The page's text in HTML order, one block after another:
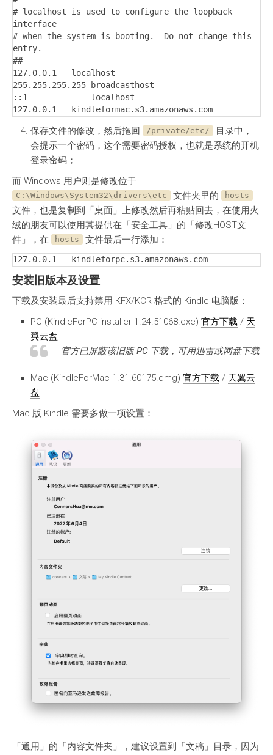
# localhost is used to configure the loopback
interface
# when the system is booting.  Do not change this
entry.
##
127.0.0.1   localhost
255.255.255.255 broadcasthost
::1             localhost
127.0.0.1   kindleformac.s3.amazonaws.com
保存文件的修改，然后拖回 /private/etc/
目录中，
会提示一个密码，这个需要密码授权，也就是系统的开机
登录密码；
而 Windows 用户则是修改位于
C:\Windows\System32\drivers\etc 文件夹里的 hosts
文件，也是复制到「桌面」上修改然后再粘贴回去，在使用火
绒的朋友可以使用其提供在「安全工具」的「修改HOST文
件」，在
hosts 文件最后一行添加：
127.0.0.1   kindleforpc.s3.amazonaws.com
安装旧版本及设置
下载及安装最后支持禁用 KFX/KCR 格式的 Kindle 电脑版：
PC (KindleForPC-installer-1.24.51068.exe) 官方下载 / 天
翼云盘
官方已屏蔽该旧版 PC 下载，可用迅雷或网盘下载
Mac (KindleForMac-1.31.60175.dmg) 官方下载 / 天翼云
盘
Mac 版 Kindle 需要多做一项设置：
「通用」的「内容文件夹」，建议设置到「文稿」目录，因为